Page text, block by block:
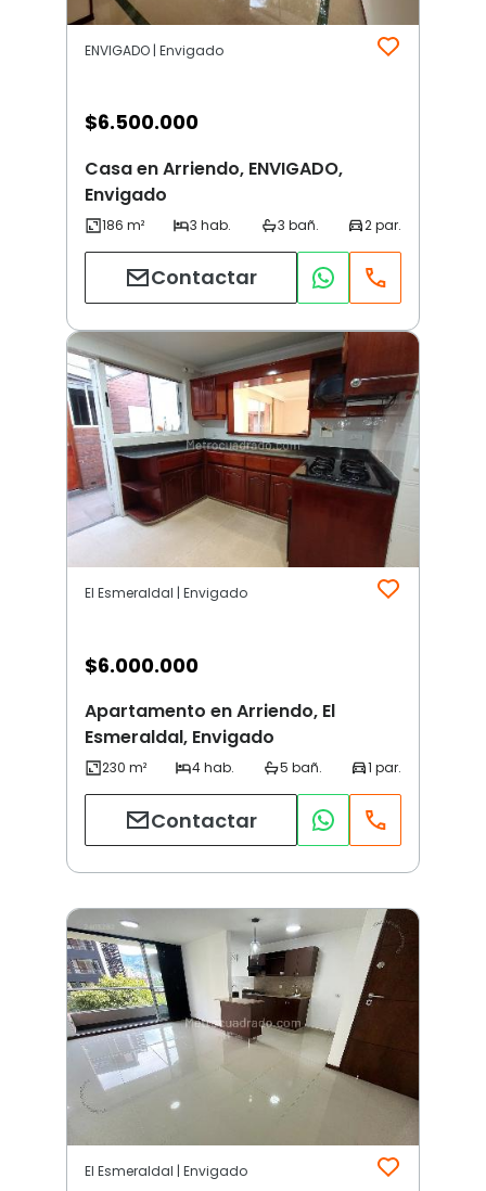
ENVIGADO | Envigado
$6.500.000
Casa en Arriendo, ENVIGADO,
Envigado
Contactar
El Esmeraldal | Envigado
$6.000.000
Apartamento en Arriendo, El
Esmeraldal, Envigado
Contactar
El Esmeraldal | Envigado